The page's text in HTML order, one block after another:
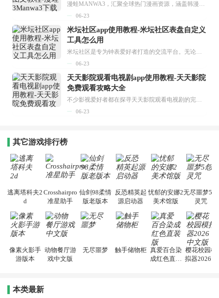
漫蛙MANWA3，汇聚全球热门漫画资源，涵盖韩漫、欧美漫画、国漫等多种类型，题材丰富多样，全方位满足用户阅读喜好。它不仅是阅读平台，更是创作平台，为广大用户打造零门槛创作环境。...
06-23
米坛社区app使用教程-米坛社区表盘自定义
工具怎么用
米坛社区是专为钟表爱好者打造的交流平台。无论你是初涉钟表领域的普通爱好者，还是拥有多年收藏经验的资深玩家，都能在此找到属于自己的天地。 无需注册，就能轻松参与其中。通过专业的讨论论坛与丰富的交互功能，你可与世界各地的钟表爱好者畅快交流。若你钟情于钟表，米坛社区无疑是值得一试的理想之选。在这里，你能获取最新的手表资讯，交流见解，提升鉴赏品味，让每一块手表都成为收藏故事中重要的一部分。感兴趣的朋友，不要错过下载机会。...
06-23
天天影院观看电视剧app使用教程-天天影院
免费观看攻略大全
不少影视爱好者都在探寻天天影院观看电视剧的完整方法，结合最新平台使用规则，本篇新手入门攻略全面讲解观看渠道、检索流程、播放设置以及画面模式调整等实用内容。全文适配手机、电脑等主流设备，步骤简洁易懂，无论是初次使用的新手，还是想要优化观影体验的用户，都能参照内容快速上手，熟练掌握平台各项操作技巧，轻松畅享影视内容。...
06-23
其它游戏排行榜
逃离塔科夫2
d
Crosshairpro
准星助手
仙剑98柔情
版老版本
反恐精英起
源启动器
忧郁的安娜2
美术馆版
无尽噩梦5怨
灵咒
像素火影手
游版本
动物餐厅游
戏中文版
无尽噩梦 触手储物柜 真爱百合染
成红色直装
樱花校园模
拟器2026中
本类最新